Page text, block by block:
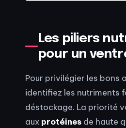
Les piliers
pour un
Pour privilégier les bons
identifiez les nutriments
déstockage. La priorité
aux protéines de haute